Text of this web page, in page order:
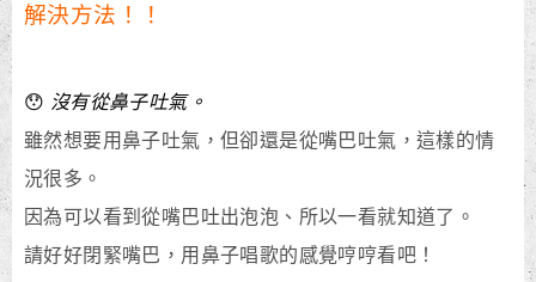
解決方法！！
😯 沒有從鼻子吐氣。
雖然想要用鼻子吐氣，但卻還是從嘴巴吐氣，這樣的情
況很多。
因為可以看到從嘴巴吐出泡泡、所以一看就知道了。
請好好閉緊嘴巴，用鼻子唱歌的感覺哼哼看吧！